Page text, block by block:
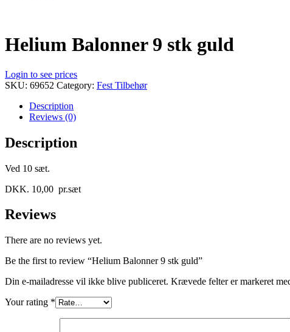
Helium Balonner 9 stk guld
Login to see prices
SKU: 69652 Category: Fest Tilbehør
Description
Reviews (0)
Description
Ved 10 sæt.
DKK. 10,00 pr.sæt
Reviews
There are no reviews yet.
Be the first to review “Helium Balonner 9 stk guld”
Din e-mailadresse vil ikke blive publiceret. Krævede felter er markeret
Your rating *